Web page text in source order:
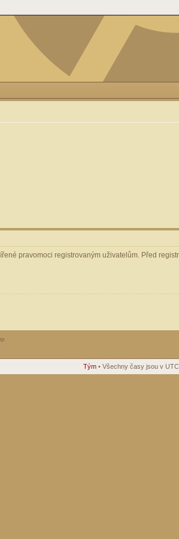
pravomoci registrovaným uživatelům. Před
Tým • Všechny časy jsou v UTC